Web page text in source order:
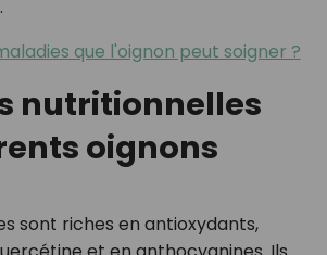
que l'oignon peut soigner ?
nutritionnelles
oignons
sont riches en antioxydants,